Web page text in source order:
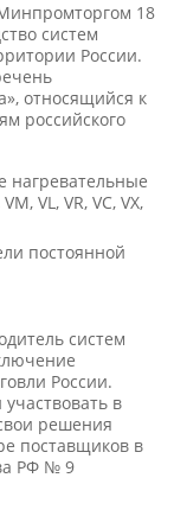
18
систем
России.
относящийся к
российского
нагревательные
VL, VR, VC, VX,
постоянной
систем
России.
в
решения
поставщиков в
РФ № 9